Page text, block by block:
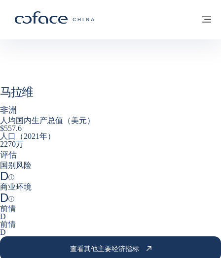
科法斯：携手共创安全贸易 - 首页
CHINA
返回首页
马拉维
非洲
人均国内生产总值（美元）
$557.6
人口（2021年）
2270万
评估
国别风险
D
Help
商业环境
D
Help
前情
D
前情
D
查看其他主要经济指标